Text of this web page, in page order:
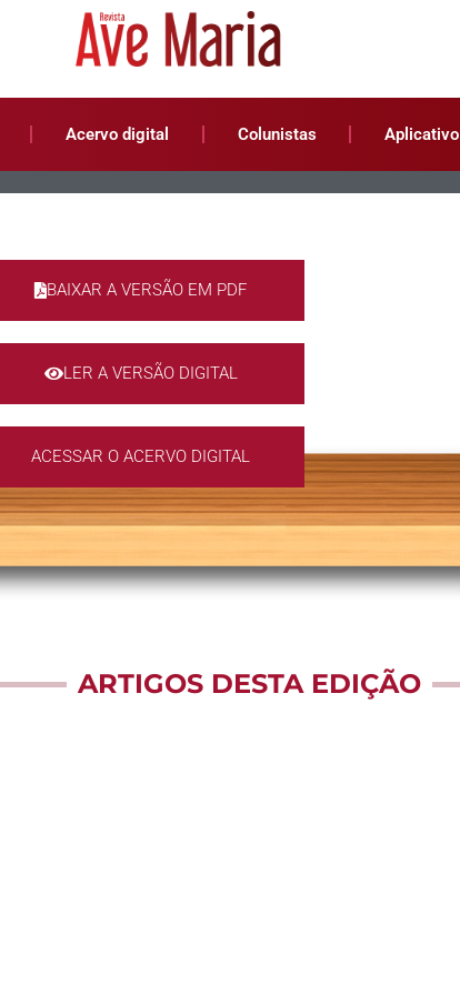
Acervo digital Colunistas Aplicativo
BAIXAR A VERSÃO EM PDF
LER A VERSÃO DIGITAL
ACESSAR O ACERVO DIGITAL
ARTIGOS DESTA EDIÇÃO